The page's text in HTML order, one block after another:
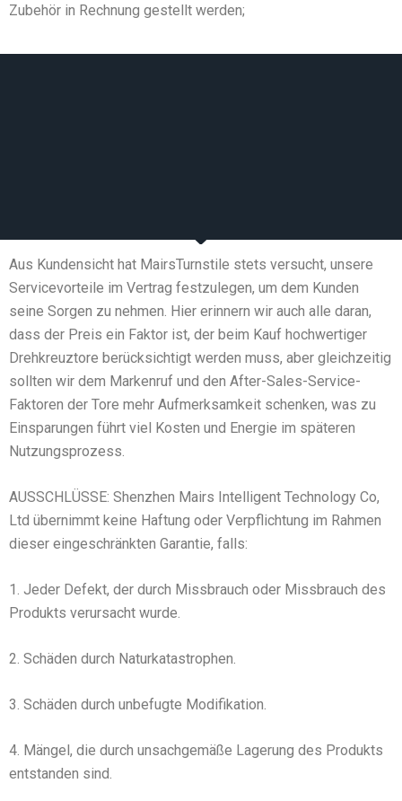
Zubehör in Rechnung gestellt werden;
Aus Kundensicht hat MairsTurnstile stets versucht, unsere
Servicevorteile im Vertrag festzulegen, um dem Kunden
seine Sorgen zu nehmen. Hier erinnern wir auch alle daran,
dass der Preis ein Faktor ist, der beim Kauf hochwertiger
Drehkreuztore berücksichtigt werden muss, aber gleichzeitig
sollten wir dem Markenruf und den After-Sales-Service-
Faktoren der Tore mehr Aufmerksamkeit schenken, was zu
Einsparungen führt viel Kosten und Energie im späteren
Nutzungsprozess.
AUSSCHLÜSSE: Shenzhen Mairs Intelligent Technology Co,
Ltd übernimmt keine Haftung oder Verpflichtung im Rahmen
dieser eingeschränkten Garantie, falls:
1. Jeder Defekt, der durch Missbrauch oder Missbrauch des
Produkts verursacht wurde.
2. Schäden durch Naturkatastrophen.
3. Schäden durch unbefugte Modifikation.
4. Mängel, die durch unsachgemäße Lagerung des Produkts
entstanden sind.